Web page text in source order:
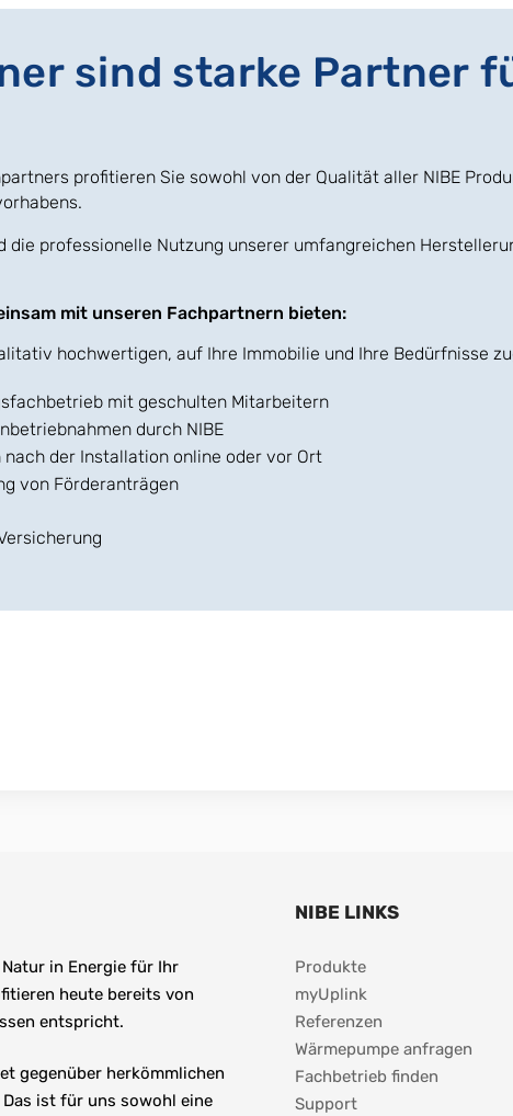
sind starke Partner
profitieren Sie sowohl von der Qualität aller NIBE
die professionelle Nutzung unserer umfangreichen
mit unseren Fachpartnern bieten:
hochwertigen, auf Ihre Immobilie und Ihre Bedürfnisse
mit geschulten Mitarbeitern
durch NIBE
der Installation online oder vor Ort
von Förderanträgen
in Energie für Ihr
heute bereits von
entspricht.
gegenüber herkömmlichen
ist für uns sowohl eine
NIBE LINKS
Produkte
myUplink
Referenzen
Wärmepumpe anfragen
Fachbetrieb finden
Support